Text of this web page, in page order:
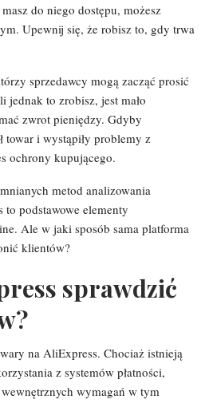
do niego dostępu, możesz
Upewnij się, że robisz to, gdy trwa
sprzedawcy mogą zacząć prosić
jednak to zrobisz, jest mało
zwrot pieniędzy. Gdyby
towar i wystąpiły problemy z
ochrony kupującego.
metod analizowania
podstawowe elementy
Ale w jaki sposób sama platforma
klientów?
sprawdzić
na AliExpress. Chociaż istnieją
z systemów płatności,
wymagań w tym